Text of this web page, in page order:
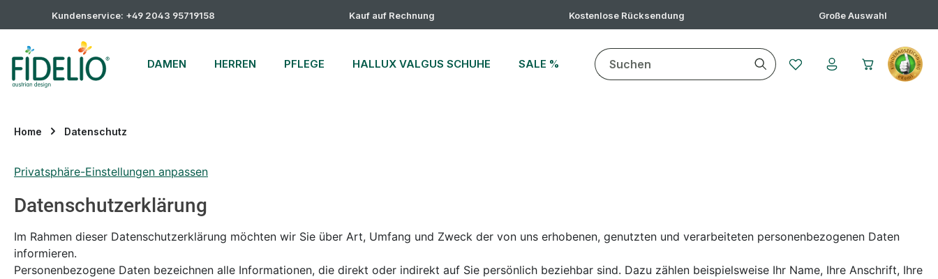
Hauptinhalt springen
Zur Suche springen
Zur Hauptnavigation springen
Kundenservice: +49 2043 95719158 Kauf auf Rechnung Kostenlose Rücksendung Große Auswahl
DAMEN HERREN PFLEGE HALLUX VALGUS SCHUHE SALE % Du hast 0 Produkte auf dem
Home Datenschutz
Privatsphäre-Einstellungen anpassen
Datenschutzerklärung
Im Rahmen dieser Datenschutzerklärung möchten wir Sie über Art, Umfang und Zweck der von uns erhobenen, genutzten und verarbeiteten personenbezogenen Daten
informieren.
Personenbezogene Daten bezeichnen alle Informationen, die direkt oder indirekt auf Sie persönlich beziehbar sind. Dazu zählen beispielsweise Ihr Name, Ihre Anschrift, Ihre